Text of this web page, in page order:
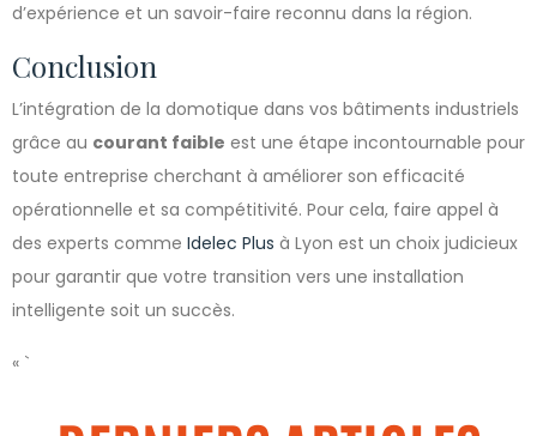
d’expérience et un savoir-faire reconnu dans la région.
Conclusion
L’intégration de la domotique dans vos bâtiments industriels
grâce au courant faible est une étape incontournable pour
toute entreprise cherchant à améliorer son efficacité
opérationnelle et sa compétitivité. Pour cela, faire appel à
des experts comme Idelec Plus à Lyon est un choix judicieux
pour garantir que votre transition vers une installation
intelligente soit un succès.
« `